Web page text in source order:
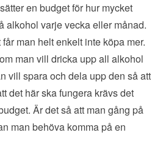
en budget för hur mycket
alkohol varje vecka eller månad.
man helt enkelt inte köpa mer.
man vill dricka upp all alkohol
vill spara och dela upp den så att
det här ska fungera krävs det
Är det så att man gång på
man behöva komma på en